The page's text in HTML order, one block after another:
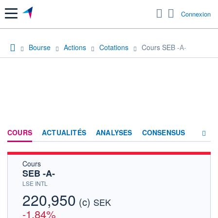
Menu Connexion
Bourse Actions Cotations Cours SEB -A-
COURS ACTUALITÉS ANALYSES CONSENSUS
Cours
SEB -A-
LSE INTL
220,950 (c) SEK
-1,84%